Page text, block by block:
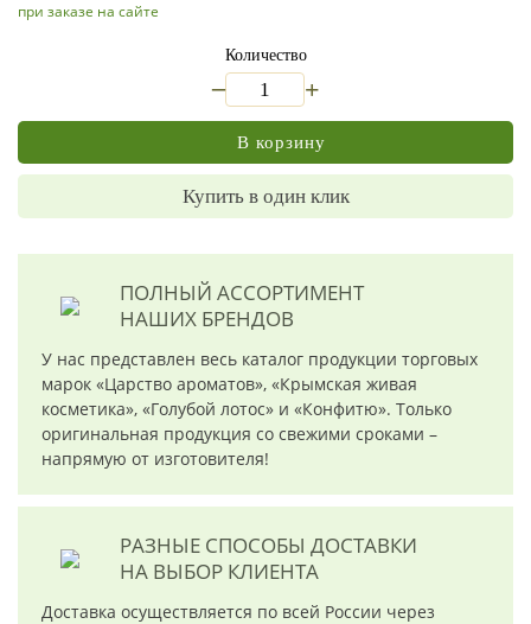
при заказе на сайте
Количество
+
В корзину
Купить в один клик
ПОЛНЫЙ АССОРТИМЕНТ
НАШИХ БРЕНДОВ
У нас представлен весь каталог продукции торговых
марок «Царство ароматов», «Крымская живая
косметика», «Голубой лотос» и «Конфитю». Только
оригинальная продукция со свежими сроками –
напрямую от изготовителя!
РАЗНЫЕ СПОСОБЫ ДОСТАВКИ
НА ВЫБОР КЛИЕНТА
Доставка осуществляется по всей России через